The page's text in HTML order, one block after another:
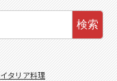
検索
イタリア料理